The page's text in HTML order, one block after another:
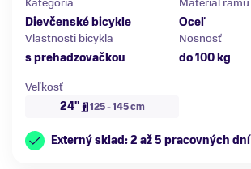
Dievčenské bicykle
Oceľ
Vlastnosti bicykla
s prehadzovačkou
Nosnosť
do 100 kg
Veľkosť
24"
125 - 145 cm
Externý sklad: 2 až 5 pracovných dní